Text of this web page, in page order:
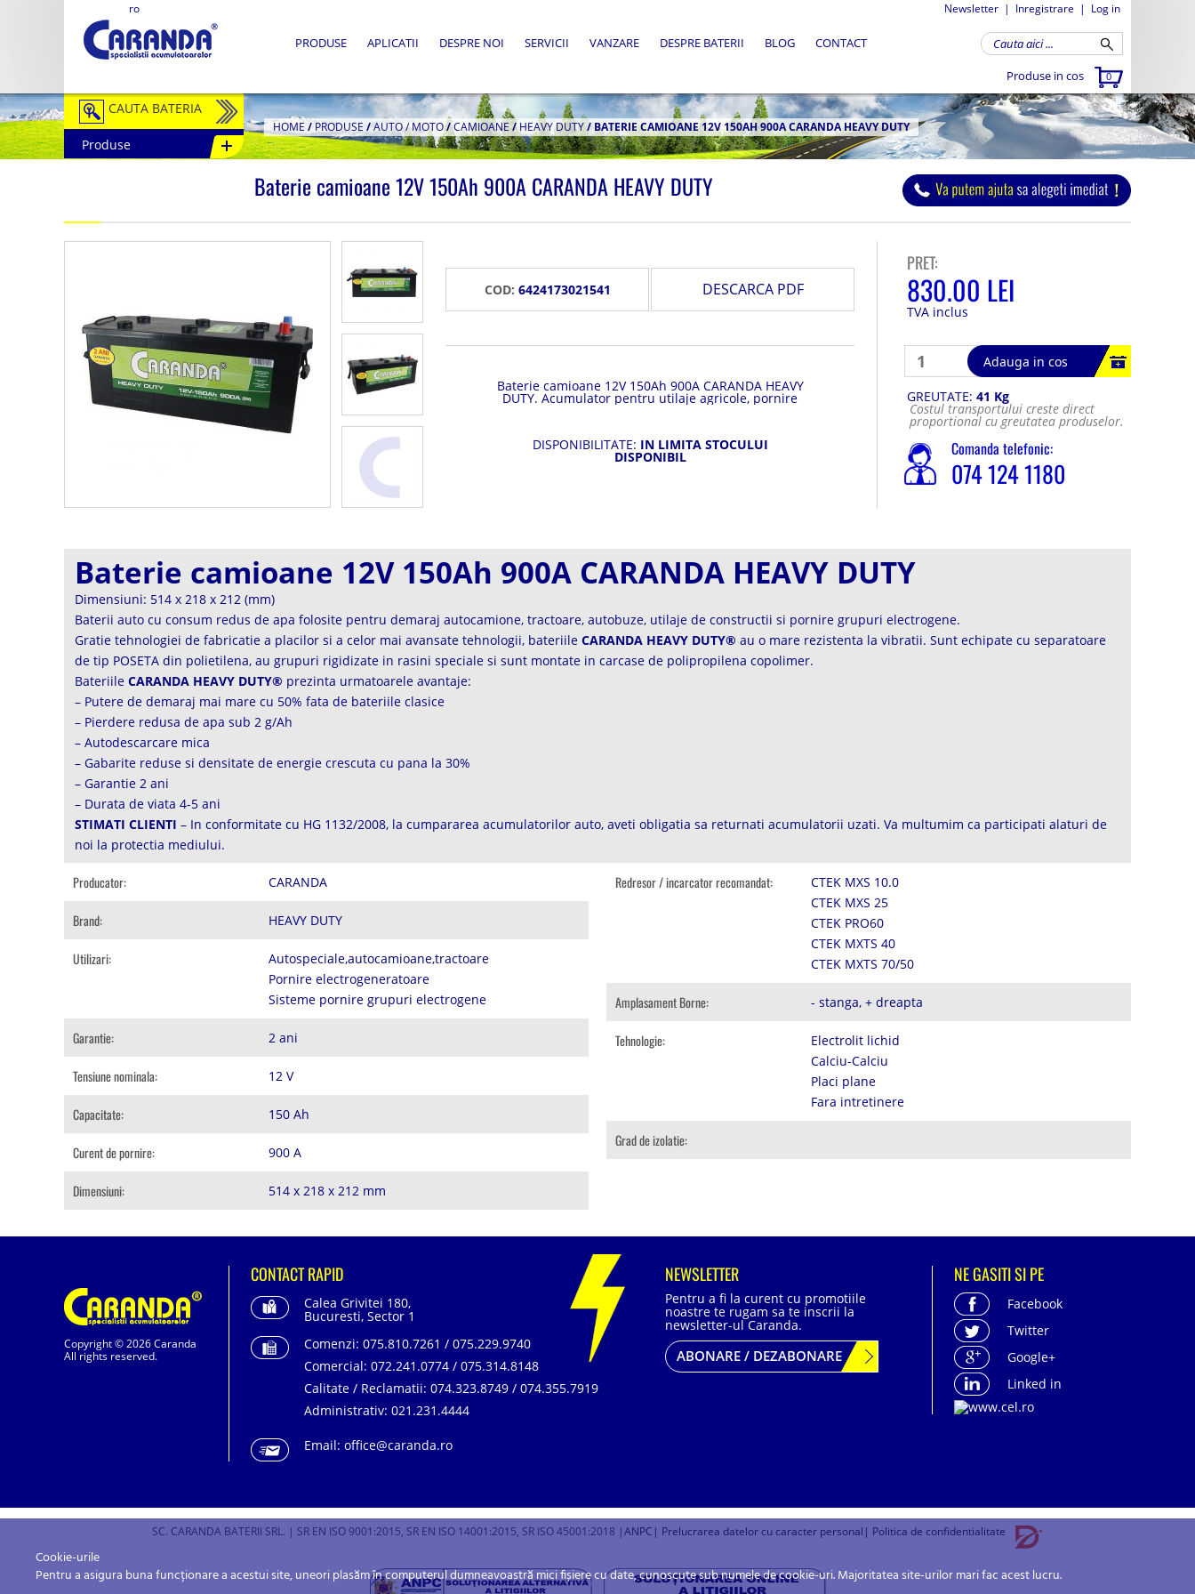
ro Newsletter | Inregistrare | Log in
Produse in cos 0
PRODUSE APLICATII DESPRE NOI SERVICII VANZARE DESPRE BATERII BLOG CONTACT
CAUTA BATERIA
Auto / Moto
Semitractiune
Accesorii Baterii
Fotovoltaice
Produse
HOME/PRODUSE /AUTO / MOTO/CAMIOANE/HEAVY DUTY/BATERIE CAMIOANE 12V 150AH 900A CARANDA HEAVY DUTY
Baterie camioane 12V 150Ah 900A CARANDA HEAVY DUTY
COD: 6424173021541 DESCARCA PDF
Baterie camioane 12V 150Ah 900A CARANDA HEAVY
DUTY. Acumulator pentru utilaje agricole, pornire
grupuri electrogene, utilaje industriale.
DISPONIBILITATE: IN LIMITA STOCULUI
DISPONIBIL
PRET:
830.00 LEI
TVA inclus
Adauga in cos
GREUTATE: 41 Kg
Costul transportului creste direct
proportional cu greutatea produselor.
Comanda telefonic:
074 124 1180
Baterie camioane 12V 150Ah 900A CARANDA HEAVY DUTY
Dimensiuni: 514 x 218 x 212 (mm)
Baterii auto cu consum redus de apa folosite pentru demaraj autocamione, tractoare, autobuze, utilaje de constructii si pornire grupuri electrogene.
Gratie tehnologiei de fabricatie a placilor si a celor mai avansate tehnologii, bateriile CARANDA HEAVY DUTY® au o mare rezistenta la vibratii. Sunt echipate cu separatoare
de tip POSETA din polietilena, au grupuri rigidizate in rasini speciale si sunt montate in carcase de polipropilena copolimer.
Bateriile CARANDA HEAVY DUTY® prezinta urmatoarele avantaje:
– Putere de demaraj mai mare cu 50% fata de bateriile clasice
– Pierdere redusa de apa sub 2 g/Ah
– Autodescarcare mica
– Gabarite reduse si densitate de energie crescuta cu pana la 30%
– Garantie 2 ani
– Durata de viata 4-5 ani
STIMATI CLIENTI – In conformitate cu HG 1132/2008, la cumpararea acumulatorilor auto, aveti obligatia sa returnati acumulatorii uzati. Va multumim ca participati alaturi de
noi la protectia mediului.
Producator: CARANDA
Brand: HEAVY DUTY
Utilizari:
Autospeciale,autocamioane,tractoare
Pornire electrogeneratoare
Sisteme pornire grupuri electrogene
Garantie: 2 ani
Tensiune nominala: 12 V
Capacitate: 150 Ah
Curent de pornire: 900 A
Dimensiuni: 514 x 218 x 212 mm
Redresor / incarcator recomandat:
CTEK MXS 10.0
CTEK MXS 25
CTEK PRO60
CTEK MXTS 40
CTEK MXTS 70/50
Amplasament Borne: - stanga, + dreapta
Tehnologie:
Electrolit lichid
Calciu-Calciu
Placi plane
Fara intretinere
Grad de izolatie:
Copyright © 2026 Caranda
All rights reserved.
CONTACT RAPID
Calea Grivitei 180,
Bucuresti, Sector 1
Comenzi: 075.810.7261 / 075.229.9740
Comercial: 072.241.0774 / 075.314.8148
Calitate / Reclamatii: 074.323.8749 / 074.355.7919
Administrativ: 021.231.4444
Email: office@caranda.ro
NEWSLETTER
Pentru a fi la curent cu promotiile
noastre te rugam sa te inscrii la
newsletter-ul Caranda.
ABONARE / DEZABONARE
NE GASITI SI PE
Facebook
Twitter
Google+
Linked in
SC. CARANDA BATERII SRL. | SR EN ISO 9001:2015, SR EN ISO 14001:2015, SR ISO 45001:2018 |ANPC | Prelucrarea datelor cu caracter personal | Politica de confidentialitate
Cookie-urile
Pentru a asigura buna funcționare a acestui site, uneori plasăm în computerul dumneavoastră mici fișiere cu date, cunoscute sub numele de cookie-uri. Majoritatea site-urilor mari fac acest lucru.